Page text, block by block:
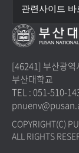
[46241] 부산광역
부산대학교
TEL : 051-510-
COPYRIGHT(C)
ALL RIGHTS